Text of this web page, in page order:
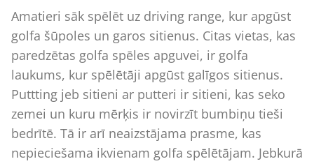
Amatieri sāk spēlēt uz driving range, kur apgūst
golfa šūpoles un garos sitienus. Citas vietas, kas
paredzētas golfa spēles apguvei, ir golfa
laukums, kur spēlētāji apgūst galīgos sitienus.
Puttting jeb sitieni ar putteri ir sitieni, kas seko
zemei un kuru mērķis ir novirzīt bumbiņu tieši
bedrītē. Tā ir arī neaizstājama prasme, kas
nepieciešama ikvienam golfa spēlētājam. Jebkurā